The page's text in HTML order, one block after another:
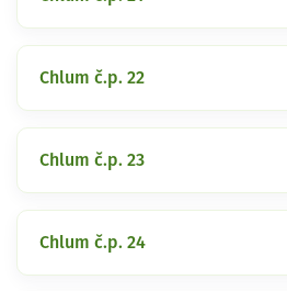
Chlum č.p. 22
Chlum č.p. 23
Chlum č.p. 24